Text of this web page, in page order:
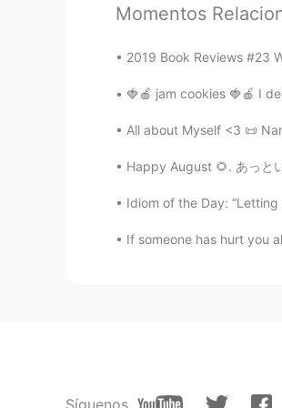
た。
昨日の夜
ダウ
した。
himys
皆さんのお陰で
た。
うになりました
Momentos
2019 Book Reviews #23
🍓🍎 jam cookies 🍓🍎 I
All about Myself <3 📜
Happy August 🌻. あっという間に、八月になり
Idiom of the Day:
If someone has hurt you
Síguenos